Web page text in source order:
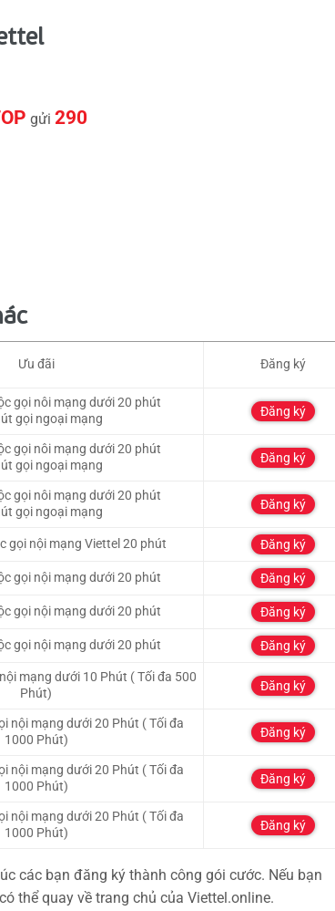
gửi 290
Ưu đãi Đăng ký
gọi nôi mạng dưới 20 phút
gọi ngoại mạng
Đăng ký
gọi nôi mạng dưới 20 phút
gọi ngoại mạng
Đăng ký
gọi nôi mạng dưới 20 phút
gọi ngoại mạng
Đăng ký
gọi nội mạng Viettel 20 phút Đăng ký
gọi nội mạng dưới 20 phút Đăng ký
gọi nội mạng dưới 20 phút Đăng ký
gọi nội mạng dưới 20 phút Đăng ký
mạng dưới 10 Phút ( Tối đa 500
Phút)
Đăng ký
nội mạng dưới 20 Phút ( Tối đa
1000 Phút)
Đăng ký
nội mạng dưới 20 Phút ( Tối đa
1000 Phút)
Đăng ký
nội mạng dưới 20 Phút ( Tối đa
1000 Phút)
Đăng ký
các bạn đăng ký thành công gói cước. Nếu bạn
thể quay về trang chủ của Viettel.online.